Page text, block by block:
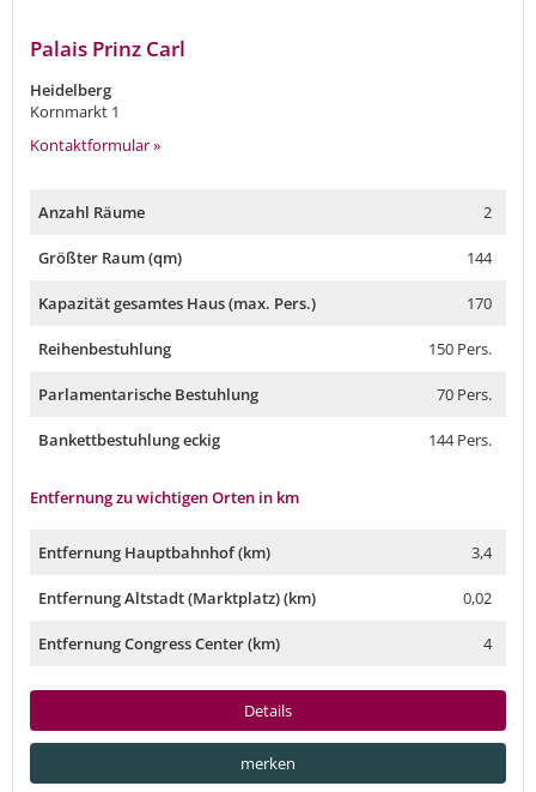
Palais Prinz Carl
Heidelberg
Kornmarkt 1
Kontaktformular »
Anzahl Räume 2
Größter Raum (qm) 144
Kapazität gesamtes Haus (max. Pers.) 170
Reihenbestuhlung 150 Pers.
Parlamentarische Bestuhlung 70 Pers.
Bankettbestuhlung eckig 144 Pers.
Entfernung zu wichtigen Orten in km
Entfernung Hauptbahnhof (km) 3,4
Entfernung Altstadt (Marktplatz) (km) 0,02
Entfernung Congress Center (km) 4
Details
merken